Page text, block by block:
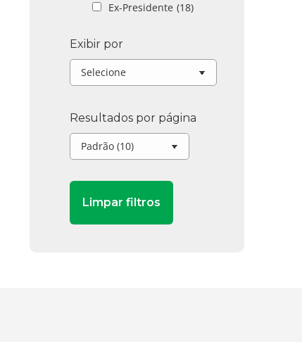
Ex-Presidente (18)
Exibir por
Resultados por página